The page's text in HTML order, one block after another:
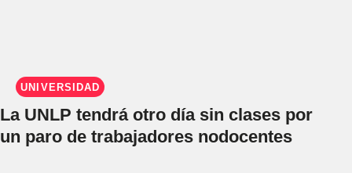
UNIVERSIDAD
La UNLP tendrá otro día sin clases por
un paro de trabajadores nodocentes